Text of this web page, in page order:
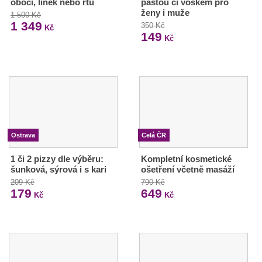
1 500 Kč
1 349 Kč
ženy i muže
350 Kč
149 Kč
Ostrava
1 či 2 pizzy dle výběru:
šunková, sýrová i s kari
209 Kč
179 Kč
Celá ČR
Kompletní kosmetické
ošetření včetně masáží
790 Kč
649 Kč